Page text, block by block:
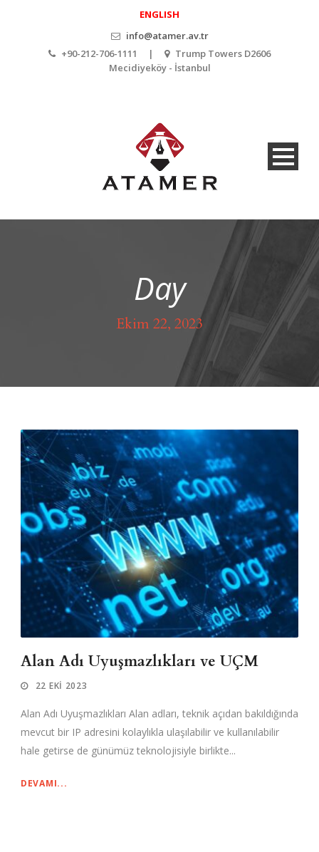
ENGLISH
info@atamer.av.tr
+90-212-706-1111 |
Trump Towers D2606
Mecidiyeköy - İstanbul
Day
Ekim 22, 2023
Alan Adı Uyuşmazlıkları ve UÇM
22 EKI 2023
Alan Adı Uyuşmazlıkları Alan adları, teknik açıdan bakıldığında
mevcut bir IP adresini kolaylıkla ulaşılabilir ve kullanılabilir
hale getirse de günümüz teknolojisiyle birlikte...
DEVAMI...